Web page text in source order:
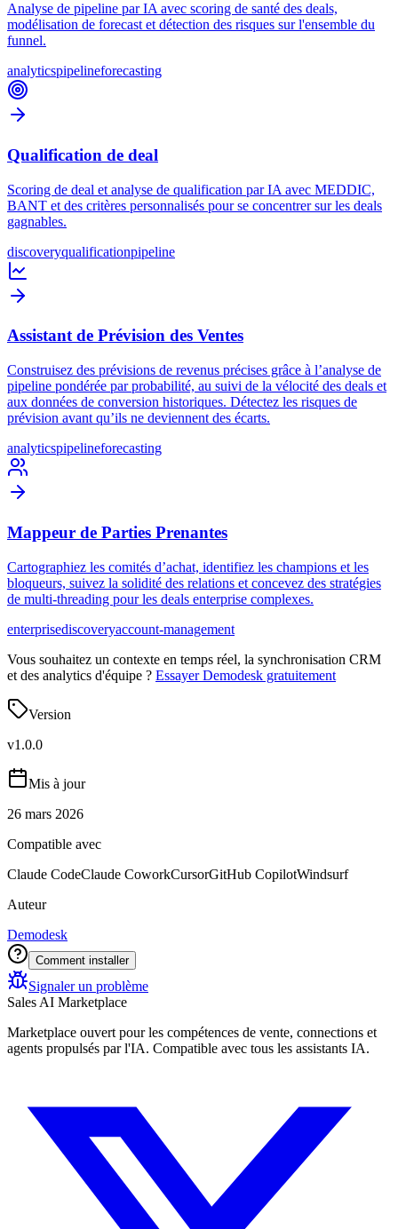
Analyse de pipeline par IA avec scoring de santé des deals,
modélisation de forecast et détection des risques sur l'ensemble du
funnel.
analyticspipelineforecasting
Qualification de deal
Scoring de deal et analyse de qualification par IA avec MEDDIC,
BANT et des critères personnalisés pour se concentrer sur les deals
gagnables.
discoveryqualificationpipeline
Assistant de Prévision des Ventes
Construisez des prévisions de revenus précises grâce à l’analyse de
pipeline pondérée par probabilité, au suivi de la vélocité des deals et
aux données de conversion historiques. Détectez les risques de
prévision avant qu’ils ne deviennent des écarts.
analyticspipelineforecasting
Mappeur de Parties Prenantes
Cartographiez les comités d’achat, identifiez les champions et les
bloqueurs, suivez la solidité des relations et concevez des stratégies
de multi-threading pour les deals enterprise complexes.
enterprisediscoveryaccount-management
Vous souhaitez un contexte en temps réel, la synchronisation CRM
et des analytics d'équipe ? Essayer Demodesk gratuitement
Version
v1.0.0
Mis à jour
26 mars 2026
Compatible avec
Claude CodeClaude CoworkCursorGitHub CopilotWindsurf
Auteur
Demodesk
Comment installer
Signaler un problème
Sales AI Marketplace
Marketplace ouvert pour les compétences de vente, connections et
agents propulsés par l'IA. Compatible avec tous les assistants IA.